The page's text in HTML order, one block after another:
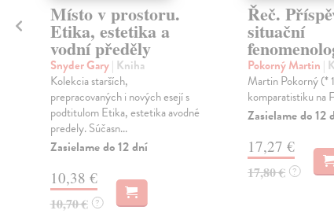
Místo v prostoru.
Etika, estetika a
vodní předěly
Snyder Gary| Kniha
Kolekcia starších,
prepracovaných i nových esejí s
podtitulom Etika, estetika avodné
predely. Súčasn...
Zasielame do 12 dní
10,38 €
10,70 € ?
Řeč.
situační
Pokorný Martin |
Martin Pokorný (*
komparatistiku na
Zasielame do 12
17,27 €
17,80 € ?